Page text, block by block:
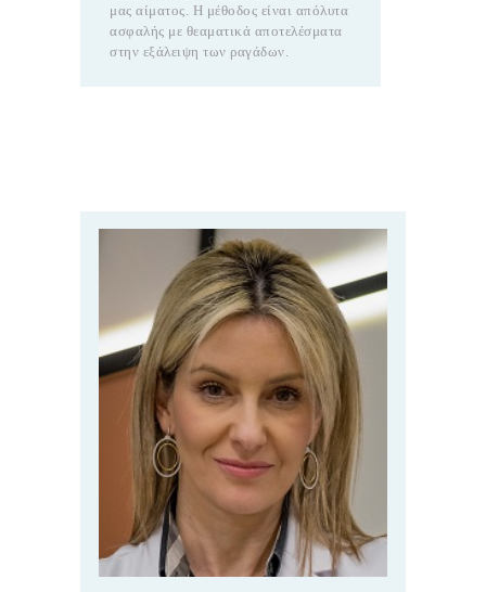
μας αίματος. Η μέθοδος είναι απόλυτα
ασφαλής με θεαματικά αποτελέσματα
στην εξάλειψη των ραγάδων.